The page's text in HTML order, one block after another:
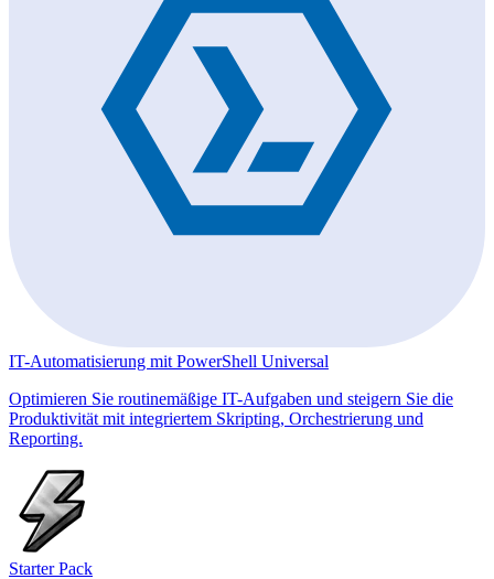
IT-Automatisierung mit PowerShell Universal
Optimieren Sie routinemäßige IT-Aufgaben und steigern Sie die
Produktivität mit integriertem Skripting, Orchestrierung und
Reporting.
Starter Pack